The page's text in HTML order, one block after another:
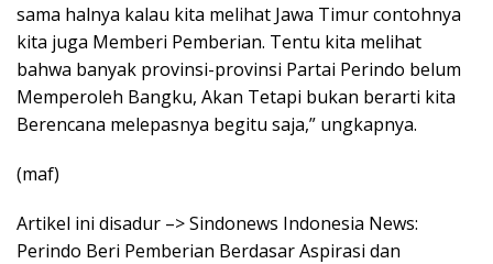
sama halnya kalau kita melihat Jawa Timur contohnya
kita juga Memberi Pemberian. Tentu kita melihat
bahwa banyak provinsi-provinsi Partai Perindo belum
Memperoleh Bangku, Akan Tetapi bukan berarti kita
Berencana melepasnya begitu saja,” ungkapnya.
(maf)
Artikel ini disadur –> Sindonews Indonesia News:
Perindo Beri Pemberian Berdasar Aspirasi dan